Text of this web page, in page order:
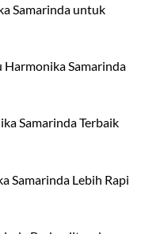
Samarinda untuk
Harmonika Samarinda
Samarinda Terbaik
Samarinda Lebih Rapi